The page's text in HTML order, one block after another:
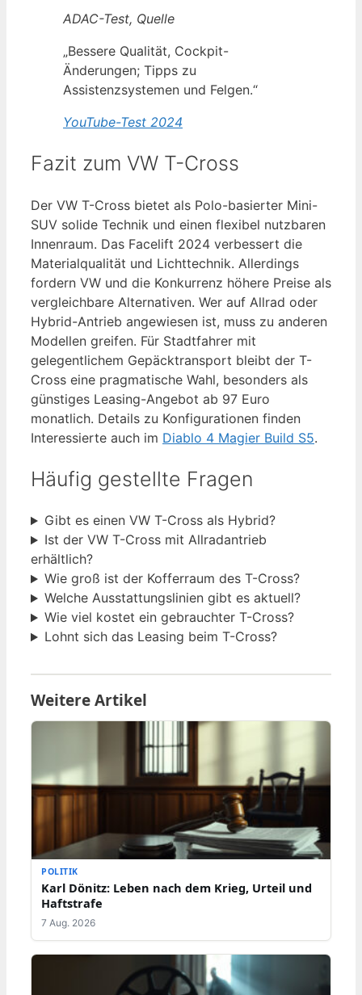
ADAC-Test, Quelle
„Bessere Qualität, Cockpit-
Änderungen; Tipps zu
Assistenzsystemen und Felgen.“
YouTube-Test 2024
Fazit zum VW T-Cross
Der VW T-Cross bietet als Polo-basierter Mini-
SUV solide Technik und einen flexibel nutzbaren
Innenraum. Das Facelift 2024 verbessert die
Materialqualität und Lichttechnik. Allerdings
fordern VW und die Konkurrenz höhere Preise als
vergleichbare Alternativen. Wer auf Allrad oder
Hybrid-Antrieb angewiesen ist, muss zu anderen
Modellen greifen. Für Stadtfahrer mit
gelegentlichem Gepäcktransport bleibt der T-
Cross eine pragmatische Wahl, besonders als
günstiges Leasing-Angebot ab 97 Euro
monatlich. Details zu Konfigurationen finden
Interessierte auch im Diablo 4 Magier Build S5.
Häufig gestellte Fragen
Gibt es einen VW T-Cross als Hybrid?
Ist der VW T-Cross mit Allradantrieb
erhältlich?
Wie groß ist der Kofferraum des T-Cross?
Welche Ausstattungslinien gibt es aktuell?
Wie viel kostet ein gebrauchter T-Cross?
Lohnt sich das Leasing beim T-Cross?
Weitere Artikel
POLITIK
Karl Dönitz: Leben nach dem Krieg, Urteil und
Haftstrafe
7 Aug. 2026